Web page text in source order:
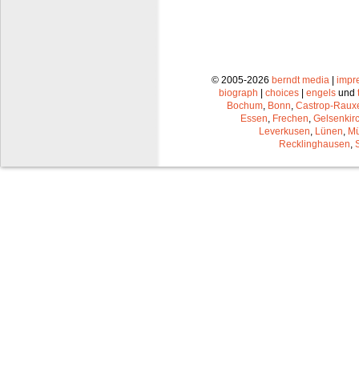
© 2005-2026 berndt media |
biograph | choices | engels und
Bochum Bonn Castrop-
Essen Frechen
Leverkusen Lünen
Recklinghausen